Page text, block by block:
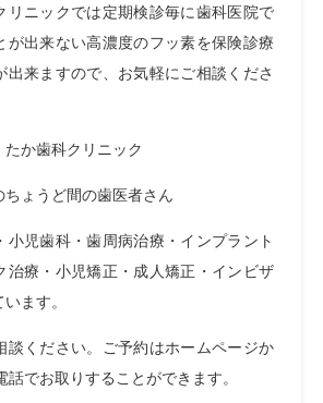
リニックでは定期検診毎に歯科医院で
が出来ない高濃度のフッ素を保険診療
出来ますので、お気軽にご相談くださ
か歯科クリニック
ょうど間の歯医者さん
小児歯科・歯周病治療・インプラント
治療・小児矯正・成人矯正・インビザ
ます。
談ください。ご予約はホームページか
話でお取りすることができます。